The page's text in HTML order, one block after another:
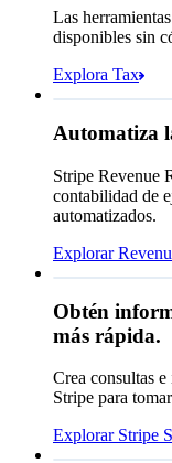
Total
Las
disponibles sin
Explora Tax
USD
Abierto
Ene.
Automatiza
Stripe Revenue
contabilidad de
automatizados.
Explorar
id,
email,
3 líneas
from
where
Obtén
más rápida.
Crea consultas
Stripe para
Explorar Stripe